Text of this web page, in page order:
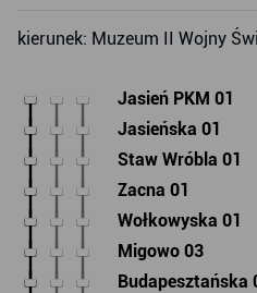
kierunek: Muzeum II Wojny
Jasień PKM 01
Jasieńska 01
Staw Wróbla 01
Zacna 01
Wołkowyska 01
Migowo 03
Budapesztańska